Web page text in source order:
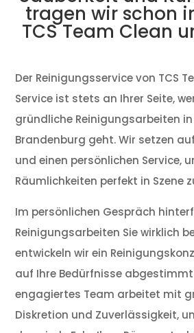
tragen wir schon
TCS Team Clean
Der Reinigungsservice von TCS
Service ist stets an Ihrer Seite,
gründliche Reinigungsarbeiten in
Brandenburg geht. Wir setzen
und einen persönlichen Service,
Räumlichkeiten perfekt in Szene
Im persönlichen Gespräch
Reinigungsarbeiten Sie wirklich
entwickeln wir ein
auf Ihre Bedürfnisse abgestimmt
engagiertes Team arbeitet mit
Diskretion und Zuverlässigkeit,